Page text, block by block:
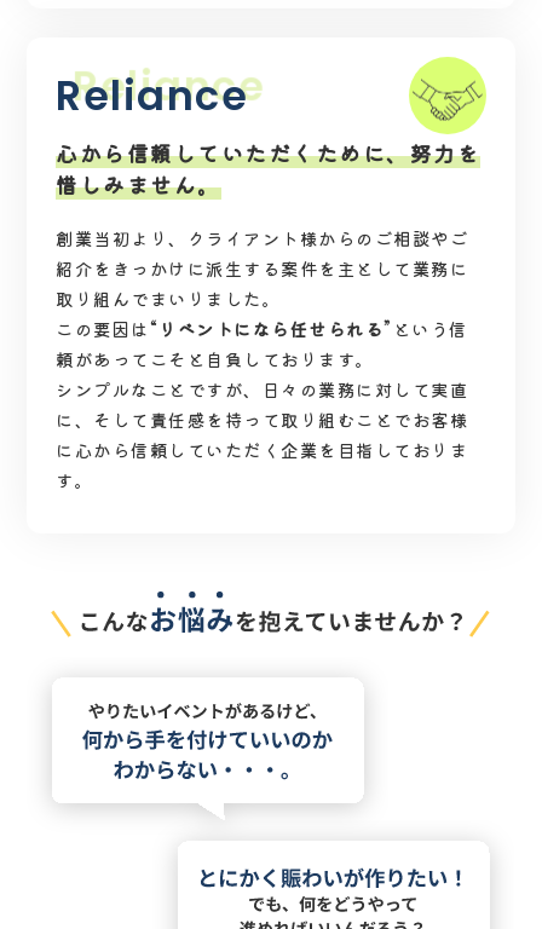
Reliance
心から信頼していただくために、努力を
惜しみません。
創業当初より、クライアント様からのご相談やご
紹介をきっかけに派生する案件を主として業務に
取り組んでまいりました。
この要因は“ リベントになら任せられる”という信
頼があってこそと自負しております。
シンプルなことですが、日々の業務に対して実直
に、そして責任感を持って取り組むことでお客様
に心から信頼していただく企業を目指しておりま
す。